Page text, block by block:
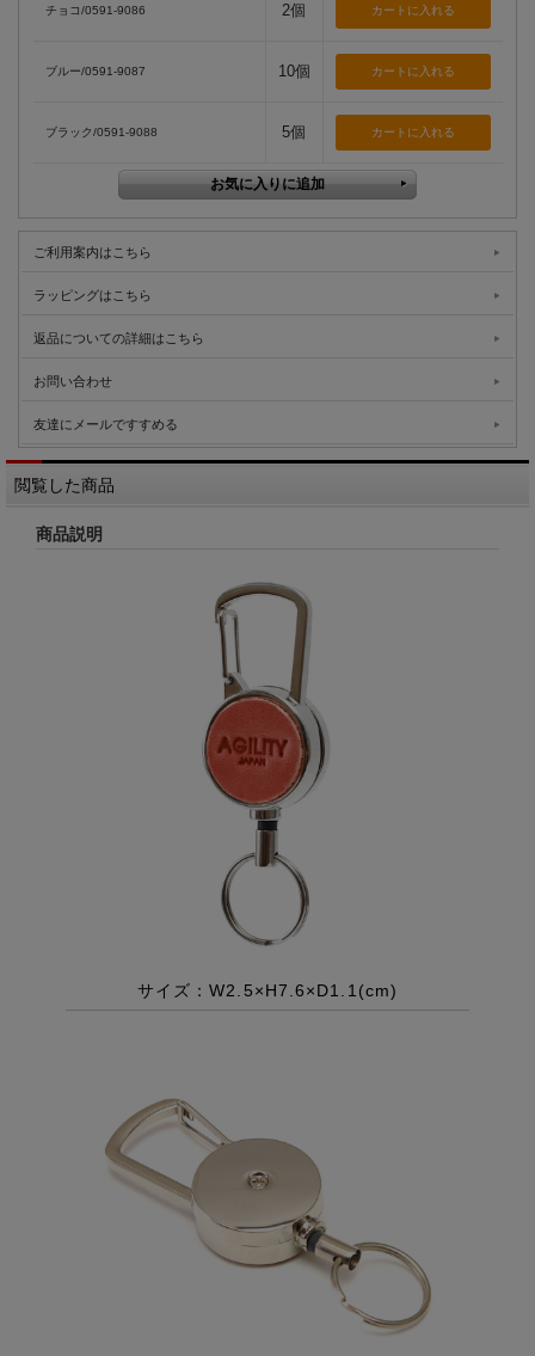
チョコ/0591-9086 2個
ブルー/0591-9087 10個
ブラック/0591-9088 5個
ご利用案内はこちら
ラッピングはこちら
返品についての詳細はこちら
お問い合わせ
友達にメールですすめる
閲覧した商品
商品説明